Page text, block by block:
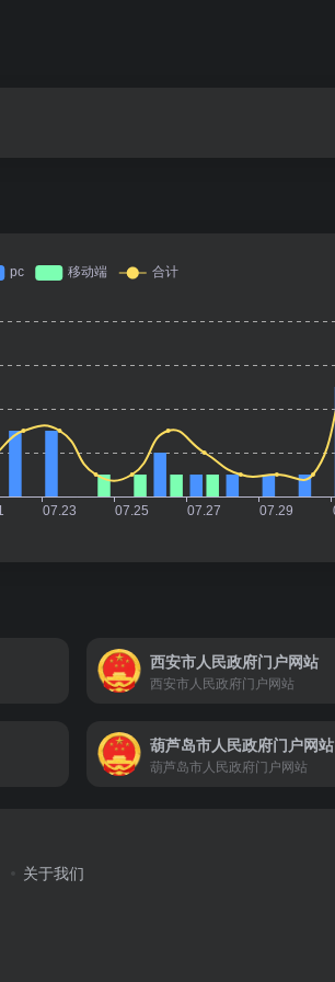
西安市人民政府门户网站
西安市人民政府门户网站
葫芦岛市人民政府门户网站
葫芦岛市人民政府门户网站
关于我们